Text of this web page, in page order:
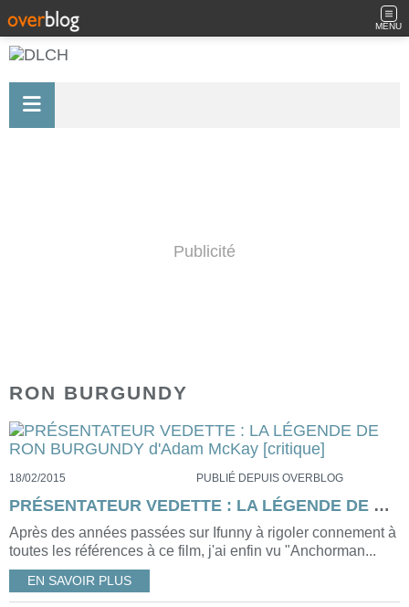
MENU
Publicité
RON BURGUNDY
18/02/2015 PUBLIÉ DEPUIS OVERBLOG
PRÉSENTATEUR VEDETTE : LA LÉGENDE DE RON BURGUNDY d'Adam McKay [critique]
Après des années passées sur Ifunny à rigoler connement à
toutes les références à ce film, j'ai enfin vu "Anchorman...
EN SAVOIR PLUS